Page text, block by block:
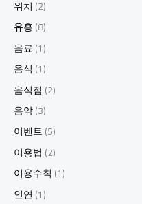
위치 (2)
유흥(8)
음료(1)
음식 (1)
음식점 (2)
음악(3)
이벤트(5)
이용법 (2)
이용수칙 (1)
인연(1)